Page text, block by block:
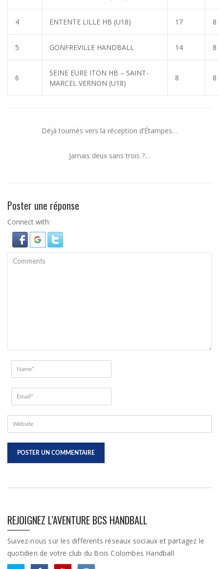
4 ENTENTE LILLE HB (U18) 17 8
5 GONFREVILLE HANDBALL 14 8
6
SEINE EURE ITON HB – SAINT-
MARCEL VERNON (U18)
8 8
Déjà tournés vers la réception d’Étampes…
Jamais deux sans trois ?…
Poster une réponse
Connect with:
REJOIGNEZ L’AVENTURE BCS HANDBALL
Suivez-nous sur les différents réseaux sociaux et partagez le
quotidien de votre club du Bois Colombes Handball